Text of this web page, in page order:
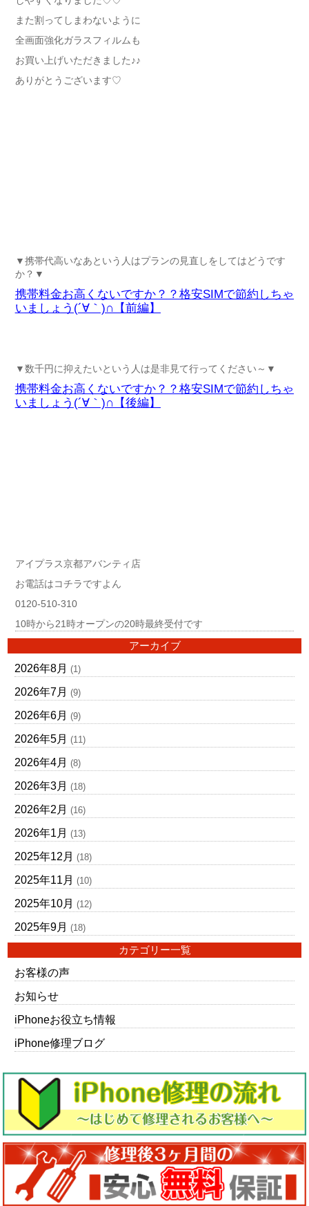
また割ってしまわないように
全画面強化ガラスフィルムも
お買い上げいただきました♪♪
ありがとうございます♡
▼携帯代高いなあという人はプランの見直しをしてはどうです
か？▼
携帯料金お高くないですか？？格安SIMで節約しちゃ
いましょう(´∀｀)∩【前編】
▼数千円に抑えたいという人は是非見て行ってください～▼
携帯料金お高くないですか？？格安SIMで節約しちゃ
いましょう(´∀｀)∩【後編】
アイプラス京都アバンティ店
お電話はコチラですよん
0120-510-310
10時から21時オープンの20時最終受付です
アーカイブ
2026年8月 (1)
2026年7月 (9)
2026年6月 (9)
2026年5月 (11)
2026年4月 (8)
2026年3月 (18)
2026年2月 (16)
2026年1月 (13)
2025年12月 (18)
2025年11月 (10)
2025年10月 (12)
2025年9月 (18)
カテゴリー一覧
お客様の声
お知らせ
iPhoneお役立ち情報
iPhone修理ブログ